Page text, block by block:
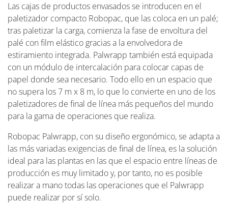
Las cajas de productos envasados se introducen en el
paletizador compacto Robopac, que las coloca en un palé;
tras paletizar la carga, comienza la fase de envoltura del
palé con film elástico gracias a la envolvedora de
estiramiento integrada. Palwrapp también está equipada
con un módulo de intercalación para colocar capas de
papel donde sea necesario. Todo ello en un espacio que
no supera los 7 m x 8 m, lo que lo convierte en uno de los
paletizadores de final de línea más pequeños del mundo
para la gama de operaciones que realiza.
Robopac Palwrapp, con su diseño ergonómico, se adapta a
las más variadas exigencias de final de línea, es la solución
ideal para las plantas en las que el espacio entre líneas de
producción es muy limitado y, por tanto, no es posible
realizar a mano todas las operaciones que el Palwrapp
puede realizar por sí solo.